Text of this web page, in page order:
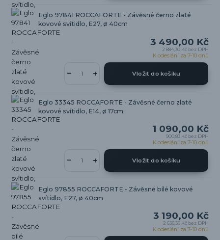
Eglo 97841 ROCCAFORTE - Závěsné černo zlaté
kovové svítidlo, E27, ø 40cm
3 490,00 Kč
2 884,30 Kč bez DPH
K odeslání za 7-10 dnů
Vložit do košíku
Eglo 33345 ROCCAFORTE - Závěsné černo zlaté
kovové svítidlo, E14, ø 17cm
1 090,00 Kč
900,83 Kč bez DPH
K odeslání za 7-10 dnů
Vložit do košíku
Eglo 97855 ROCCAFORTE - Závěsné bílé kovové
svítidlo, E27, ø 40cm
3 190,00 Kč
2 636,36 Kč bez DPH
K odeslání za 7-10 dnů